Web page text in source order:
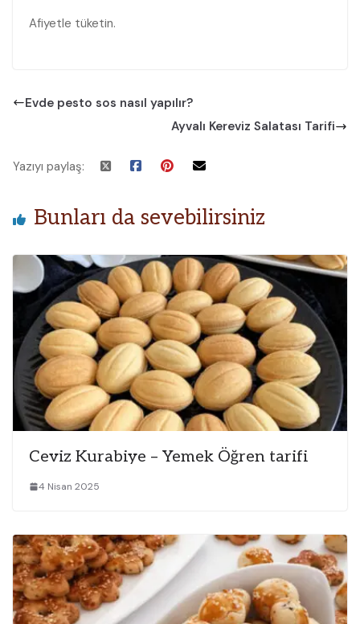
Afiyetle tüketin.
Evde pesto sos nasıl yapılır?
Ayvalı Kereviz Salatası Tarifi
Yazıyı paylaş:
Bunları da sevebilirsiniz
Ceviz Kurabiye – Yemek Öğren tarifi
4 Nisan 2025